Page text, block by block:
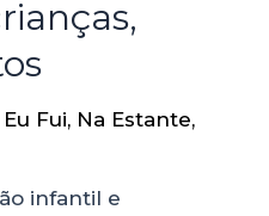
Eu Fui, Na Estante,
infantil e